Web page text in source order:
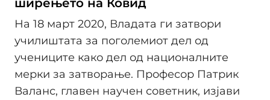
ширењето на Ковид
На 18 март 2020, Владата ги затвори
училиштата за поголемиот дел од
учениците како дел од националните
мерки за затворање. Професор Патрик
Валанс, главен научен советник, изјави